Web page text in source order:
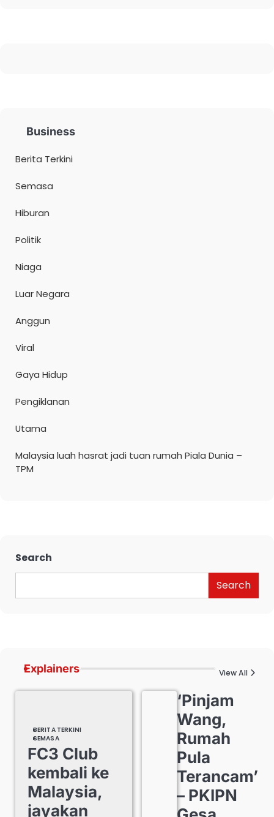
Business
Berita Terkini
Semasa
Hiburan
Politik
Niaga
Luar Negara
Anggun
Viral
Gaya Hidup
Pengiklanan
Utama
Malaysia luah hasrat jadi tuan rumah Piala Dunia –
TPM
Search
Search
Explainers View All
BERITA TERKINI
SEMASA
FC3 Club
kembali ke
Malaysia,
jayakan
‘Pinjam
Wang,
Rumah
Pula
Terancam’
– PKIPN